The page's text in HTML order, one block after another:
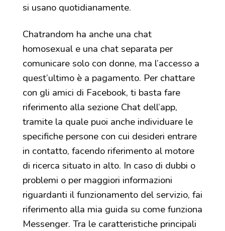
si usano quotidianamente.
Chatrandom ha anche una chat
homosexual e una chat separata per
comunicare solo con donne, ma l’accesso a
quest’ultimo è a pagamento. Per chattare
con gli amici di Facebook, ti basta fare
riferimento alla sezione Chat dell’app,
tramite la quale puoi anche individuare le
specifiche persone con cui desideri entrare
in contatto, facendo riferimento al motore
di ricerca situato in alto. In caso di dubbi o
problemi o per maggiori informazioni
riguardanti il funzionamento del servizio, fai
riferimento alla mia guida su come funziona
Messenger. Tra le caratteristiche principali